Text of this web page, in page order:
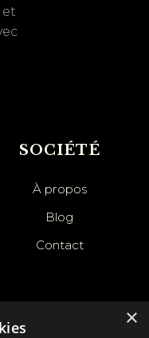
SOCIÉTÉ
À propos
Blog
Contact
×